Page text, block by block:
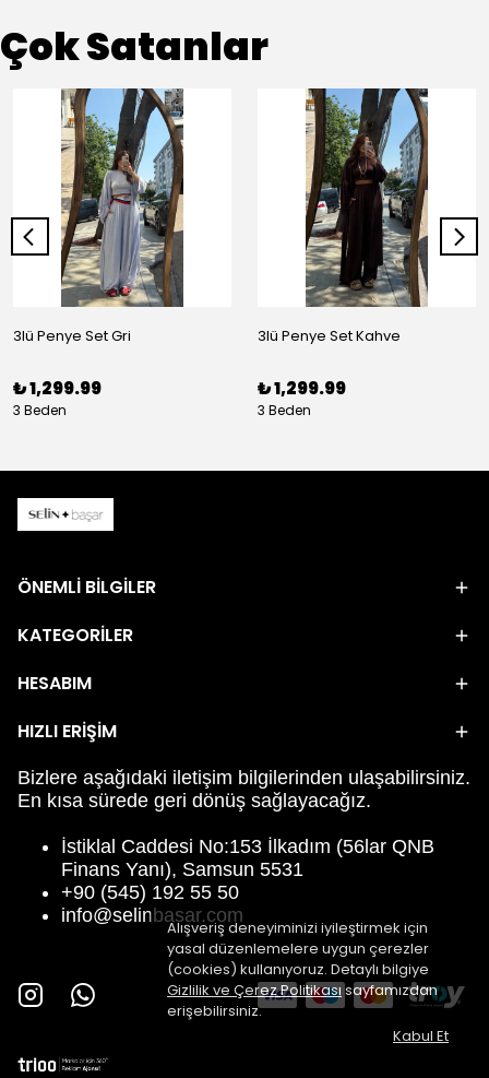
Alışveriş deneyiminizi iyileştirmek için
yasal düzenlemelere uygun çerezler
(cookies) kullanıyoruz. Detaylı bilgiye
Gizlilik ve Çerez Politikasısayfamızdan
erişebilirsiniz.
Kabul Et
Çok Satanlar
3lü Penye Set Gri
₺ 1,299.99
3 Beden
3lü Penye Set Kahve
₺ 1,299.99
3 Beden
ÖNEMLİ BİLGİLER
KATEGORİLER
HESABIM
HIZLI ERİŞİM
Bizlere aşağıdaki iletişim bilgilerinden ulaşabilirsiniz.
En kısa sürede geri dönüş sağlayacağız.
İstiklal Caddesi No:153 İlkadım (56lar QNB
Finans Yanı), Samsun 5531
+90 (545) 192 55 50
info@selinbasar.com